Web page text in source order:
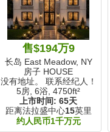
售$194万9
长岛 East Meadow, NY
房子 HOUSE
没有地址。 联系经纪人！
5房, 6浴,4750ft²
上市时间:65天
距离法拉盛中心15英里
约人民币1千万元